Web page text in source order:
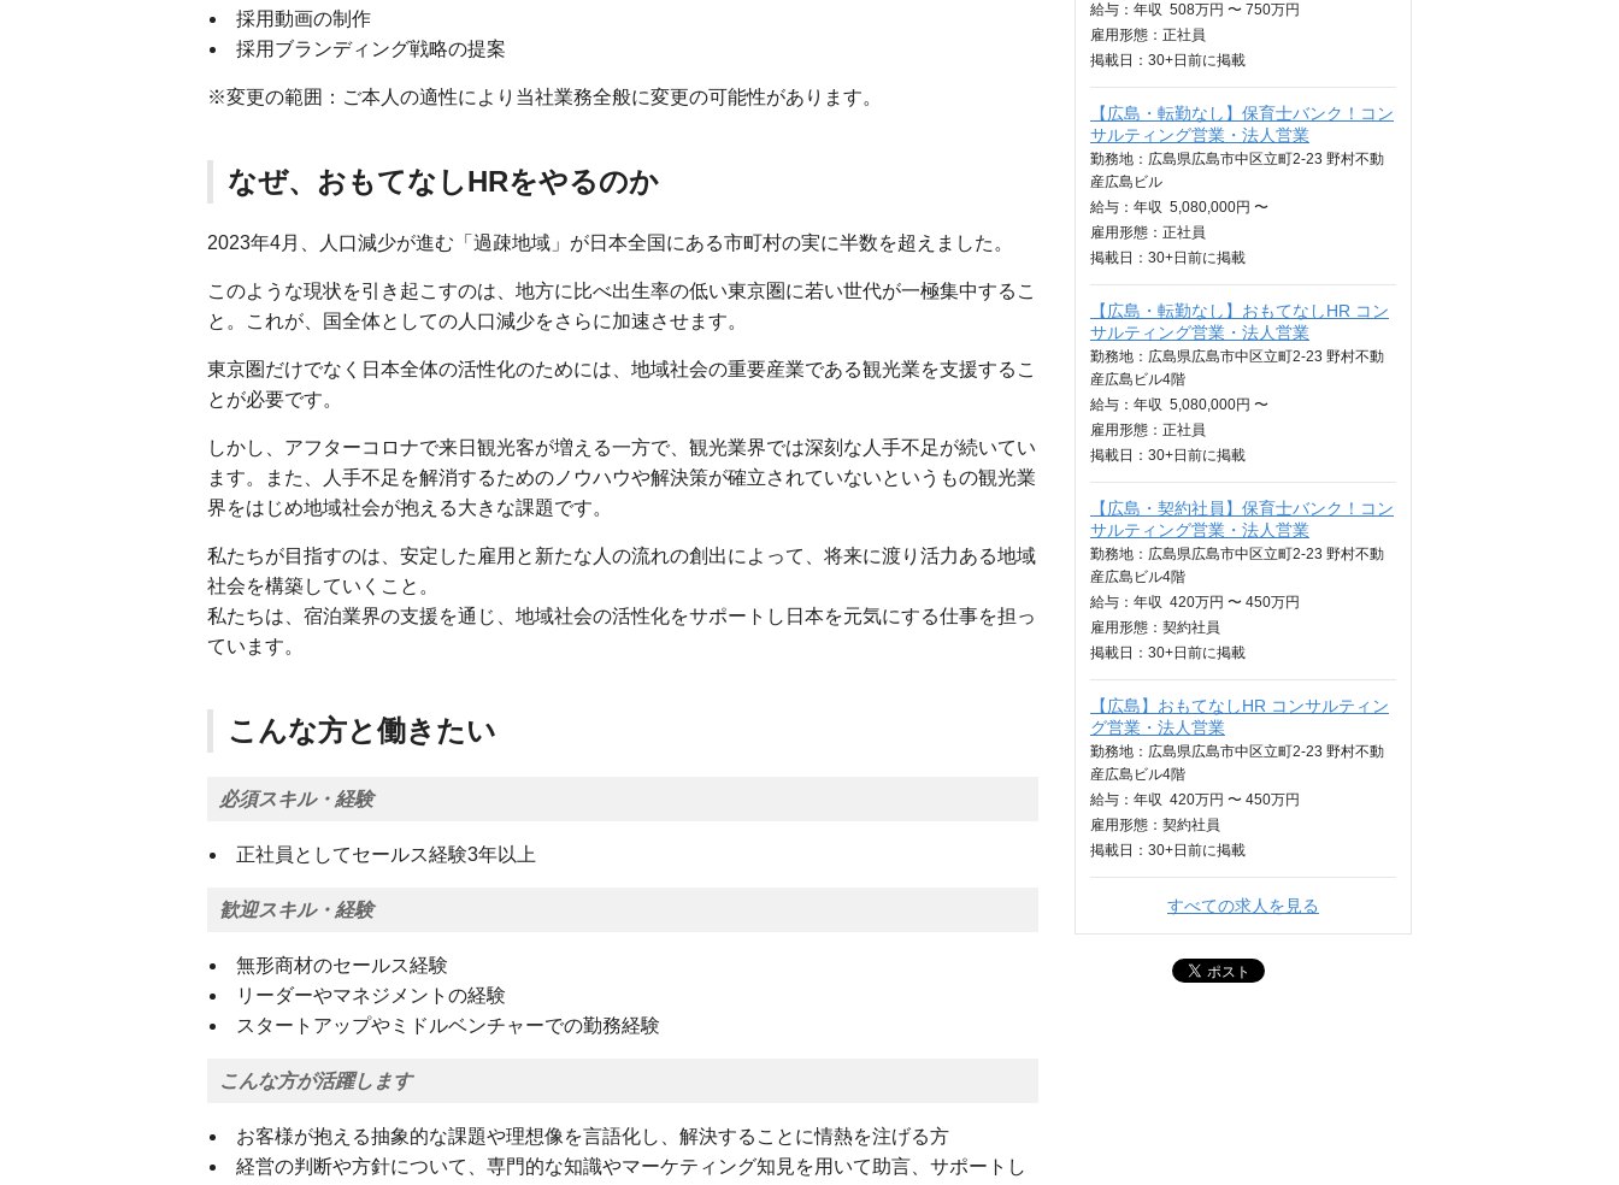
採用動画の制作
採用ブランディング戦略の提案
※変更の範囲：ご本人の適性により当社業務全般に変更の可能性があります。
なぜ、おもてなしHRをやるのか
2023年4月、人口減少が進む「過疎地域」が日本全国にある市町村の実に半数を超えました。
このような現状を引き起こすのは、地方に比べ出生率の低い東京圏に若い世代が一極集中するこ
と。これが、国全体としての人口減少をさらに加速させます。
東京圏だけでなく日本全体の活性化のためには、地域社会の重要産業である観光業を支援するこ
とが必要です。
しかし、アフターコロナで来日観光客が増える一方で、観光業界では深刻な人手不足が続いてい
ます。また、人手不足を解消するためのノウハウや解決策が確立されていないというもの観光業
界をはじめ地域社会が抱える大きな課題です。
私たちが目指すのは、安定した雇用と新たな人の流れの創出によって、将来に渡り活力ある地域
社会を構築していくこと。
私たちは、宿泊業界の支援を通じ、地域社会の活性化をサポートし日本を元気にする仕事を担っ
ています。
こんな方と働きたい
必須スキル・経験
正社員としてセールス経験3年以上
歓迎スキル・経験
無形商材のセールス経験
リーダーやマネジメントの経験
スタートアップやミドルベンチャーでの勤務経験
こんな方が活躍します
お客様が抱える抽象的な課題や理想像を言語化し、解決することに情熱を注げる方
経営の判断や方針について、専門的な知識やマーケティング知見を用いて助言、サポートし
給与： 年収 508万円 〜 750万円
雇用形態：正社員
掲載日： 30+日 前に掲載
【広島・転勤なし】保育士バンク！コン
サルティング営業・法人営業
勤務地：広島県広島市中区立町2-23 野村不動
産広島ビル
給与： 年収 5,080,000円 〜
雇用形態：正社員
掲載日： 30+日 前に掲載
【広島・転勤なし】おもてなしHR コン
サルティング営業・法人営業
勤務地：広島県広島市中区立町2-23 野村不動
産広島ビル4階
給与： 年収 5,080,000円 〜
雇用形態：正社員
掲載日： 30+日 前に掲載
【広島・契約社員】保育士バンク！コン
サルティング営業・法人営業
勤務地：広島県広島市中区立町2-23 野村不動
産広島ビル4階
給与： 年収 420万円 〜 450万円
雇用形態：契約社員
掲載日： 30+日 前に掲載
【広島】おもてなしHR コンサルティン
グ営業・法人営業
勤務地：広島県広島市中区立町2-23 野村不動
産広島ビル4階
給与： 年収 420万円 〜 450万円
雇用形態：契約社員
掲載日： 30+日 前に掲載
すべての求人を見る